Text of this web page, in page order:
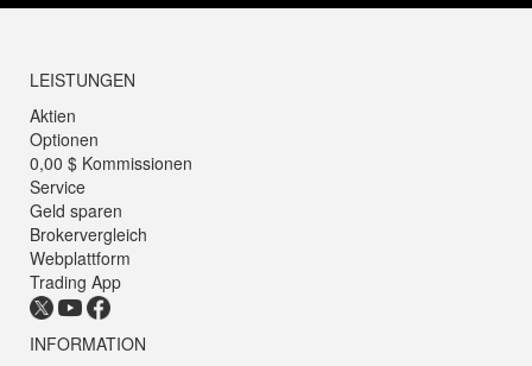
LEISTUNGEN
Aktien
Optionen
0,00 $ Kommissionen
Service
Geld sparen
Brokervergleich
Webplattform
Trading App
INFORMATION